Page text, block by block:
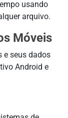
usando
arquivo.
Móveis
e seus dados
Android e